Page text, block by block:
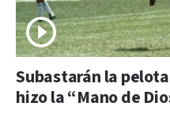
Subastarán la
hizo la “Mano de